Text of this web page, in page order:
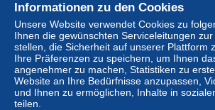
(signé) Qualité: * Cote: 275
± 75,13 $
Status
Informationen zu den Cookies
Unsere Website verwendet Cookies zu
Ihnen die gewünschten Serviceleitungen
stellen, die Sicherheit auf unserer Plattform
Ihre Präferenzen zu speichern, um Ihnen
angenehmer zu machen, Statistiken zu
Website an Ihre Bedürfnisse anzupassen,
und Ihnen zu ermöglichen, Inhalte in
teilen.